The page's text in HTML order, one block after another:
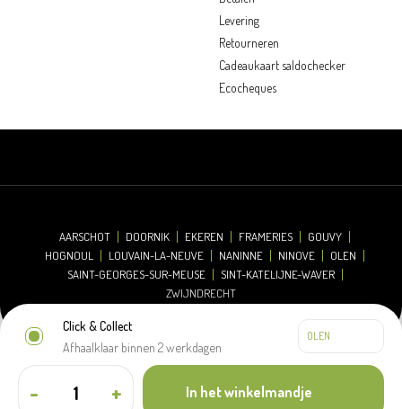
Click & Collect
Afhaalklaar binnen 2 werkdagen
+
- In het winkelmandje
Levering
Retourneren
Cadeaukaart saldochecker
Ecocheques
AARSCHOT DOORNIK EKEREN FRAMERIES
GOUVY
HOGNOUL
LOUVAIN-LA-NEUVE NANINNE NINOVE
OLEN
SAINT-GEORGES-SUR-MEUSE
SINT-KATELIJNE-WAVER
ZWIJNDRECHT
© 2026 Oh'Green
Cookieverklaring
Algemene verkoopsvoorwaarden